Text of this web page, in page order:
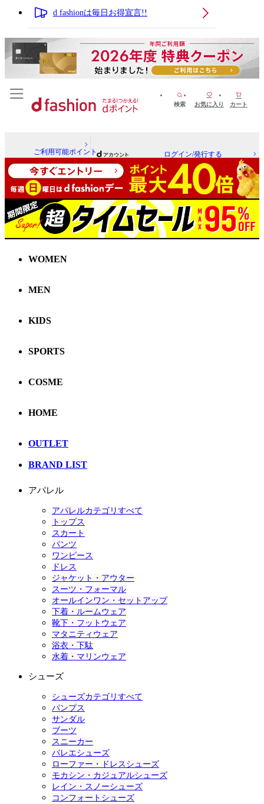
d fashionは毎日お得宣言!!
検索 お気に入り カート
ご利用可能ポイント ログイン/発行する
WOMEN
MEN
KIDS
SPORTS
COSME
HOME
OUTLET
BRAND LIST
アパレル
アパレルカテゴリすべて
トップス
スカート
パンツ
ワンピース
ドレス
ジャケット・アウター
スーツ・フォーマル
オールインワン・セットアップ
下着・ルームウェア
靴下・フットウェア
マタニティウェア
浴衣・下駄
水着・マリンウェア
シューズ
シューズカテゴリすべて
パンプス
サンダル
ブーツ
スニーカー
バレエシューズ
ローファー・ドレスシューズ
モカシン・カジュアルシューズ
レイン・スノーシューズ
コンフォートシューズ